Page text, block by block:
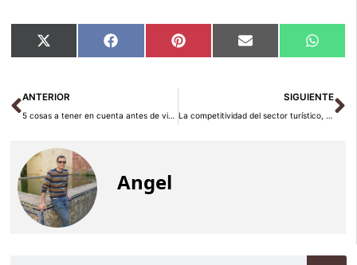
Compartir
en
X
(Twitter)
Compartir
en
Facebook Compartir
en
Pinterest Compartir
en
Email
en
Ant
ANTERIOR
5 cosas a tener en cuenta antes de viajar en camper
SIGUIENTE
La competitividad del sector turístico, protagonista de la última edición de “La Industria de la Felicidad”
Angel